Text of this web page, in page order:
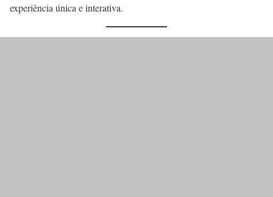
experiência única e interativa.